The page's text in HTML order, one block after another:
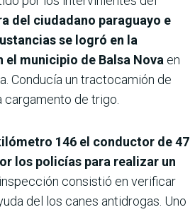
del ciudadano paraguayo e
se logró en la
el municipio de Balsa Nova en
Conducía un tractocamión de
de trigo.
146 el conductor de 47
los policías para realizar un
consistió en verificar
del los canes antidrogas. Uno